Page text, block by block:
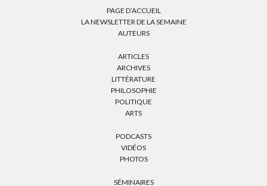
PAGE D’ACCUEIL
LA NEWSLETTER DE LA SEMAINE
AUTEURS
ARTICLES
ARCHIVES
LITTÉRATURE
PHILOSOPHIE
POLITIQUE
ARTS
PODCASTS
VIDÉOS
PHOTOS
SÉMINAIRES